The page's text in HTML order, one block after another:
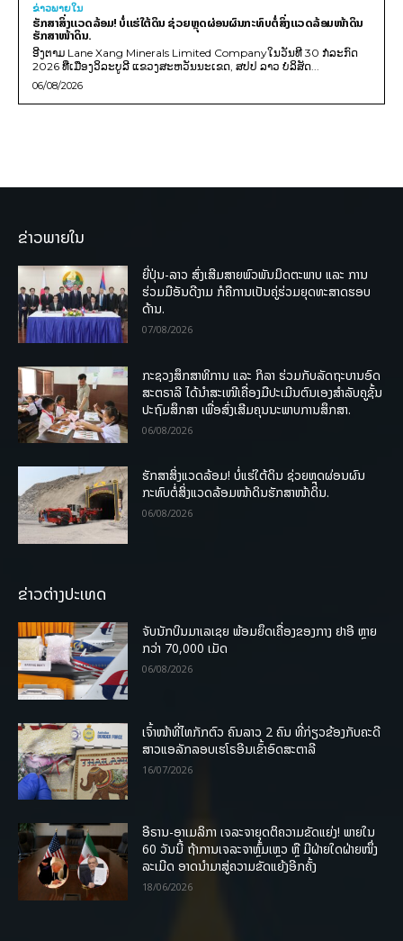
ຂ່າວພາຍ​ໃນ
ຮັກສາສິ່ງແວດລ້ອມ! ບໍ່ແຮ່ໃຕ້ດິນ ຊ່ວຍຫຼຸດຜ່ອນຜົນກະທົບຕໍ່ສິ່ງແວດລ້ອມໜ້າດິນ
ຮັກສາໜ້າດິນ.
ອີງຕາມ Lane Xang Minerals Limited Companyໃນວັນທີ 30 ກໍລະກົດ
2026 ທີ່ເມືອງວິລະບູລີ ແຂວງສະຫວັນນະເຂດ, ສປປ ລາວ ບໍລິສັດ...
06/08/2026
ຂ່າວພາຍໃນ
ຍີ່ປຸ່ນ-ລາວ ສົ່ງເສີມສາຍພົວພັນມິດຕະພາບ ແລະ ການ
ຮ່ວມມືອັນດີງາມ ກໍຄືການເປັນຄູ່ຮ່ວມຍຸດທະສາດຮອບ
ດ້ານ.
07/08/2026
ກະຊວງສຶກສາທິການ ແລະ ກິລາ ຮ່ວມກັບລັດຖະບານອົດ
ສະຕຣາລີ ໄດ້ນຳສະເໜີເຄື່ອງມືປະເມີນຕົນເອງສຳລັບຄູຊັ້ນ
ປະຖົມສຶກສາ ເພື່ອສົ່ງເສີມຄຸນນະພາບການສຶກສາ.
06/08/2026
ຮັກສາສິ່ງແວດລ້ອມ! ບໍ່ແຮ່ໃຕ້ດິນ ຊ່ວຍຫຼຸດຜ່ອນຜົນ
ກະທົບຕໍ່ສິ່ງແວດລ້ອມໜ້າດິນຮັກສາໜ້າດິນ.
06/08/2026
ຂ່າວຕ່າງປະເທດ
ຈັບນັກບິນມາເລເຊຍ ພ້ອມຍຶດເຄື່ອງຂອງກາງ ຢາອີ ຫຼາຍ
ກວ່າ 70,000 ເມັດ
06/08/2026
ເຈົ້າໜ້າທີ່ໄທກັກຕົວ ຄົນລາວ 2 ຄົນ ທີ່ກ່ຽວຂ້ອງກັບຄະດີ
ສາວແອລັກລອບເຮໂຣອີນເຂົ້າອົດສະຕາລີ
16/07/2026
ອີຣານ-ອາເມລິກາ ເຈລະຈາຍຸດຕິຄວາມຂັດແຍ່ງ! ພາຍໃນ
60 ວັນນີ້ ຖ້າການເຈລະຈາຫຼົ້ມເຫຼວ ຫຼື ມີຝ່າຍໃດຝ່າຍໜຶ່ງ
ລະເມີດ ອາດນໍາມາສູ່ຄວາມຂັດແຍ້ງອີກຄັ້ງ
18/06/2026